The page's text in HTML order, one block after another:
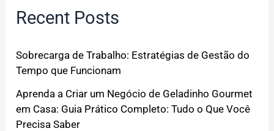
Recent Posts
Sobrecarga de Trabalho: Estratégias de Gestão do
Tempo que Funcionam
Aprenda a Criar um Negócio de Geladinho Gourmet
em Casa: Guia Prático Completo: Tudo o Que Você
Precisa Saber